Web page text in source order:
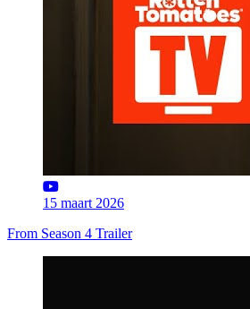
15 maart 2026
From Season 4 Trailer